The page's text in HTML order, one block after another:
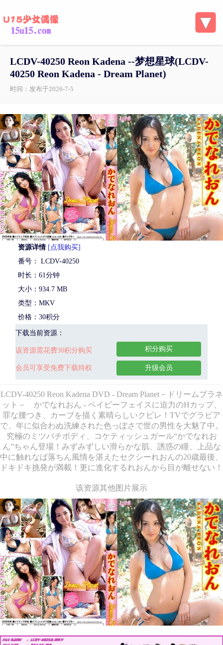
LCDV-40250 Reon Kadena --梦想星球(LCDV-
40250 Reon Kadena - Dream Planet)
时间：发布于2026-7-5
资源详情 [点我购买]
番号： LCDV-40250
时长：61分钟
大小：934.7 MB
类型：MKV
价格：30积分
下载当前资源：
该资源需花费30积分购买
会员可享受免费下载特权
积分购买
升级会员
LCDV-40250 Reon Kadena DVD - Dream Planet－ドリームプラネ
ット－ かでなれおん - ベイビーフェイスに迫力のHカップ、
罪な腰つき、カーブを描く素晴らしいクビレ！TVでグラビア
で、年に似合わぬ洗練された色っぽさで世の男性を大魅了中。
究極のミツバチボディ、コケティッシュガール“かでなれお
ん”ちゃん登場！みずみずしい滑らかな肌、誘惑の瞳、上品な
中に触れなば落ちん風情を湛えたセクシーれおんの20歳最後、
ドキドキ挑発が満載！更に進化するれおんから目が離せない！
该资源其他图片展示